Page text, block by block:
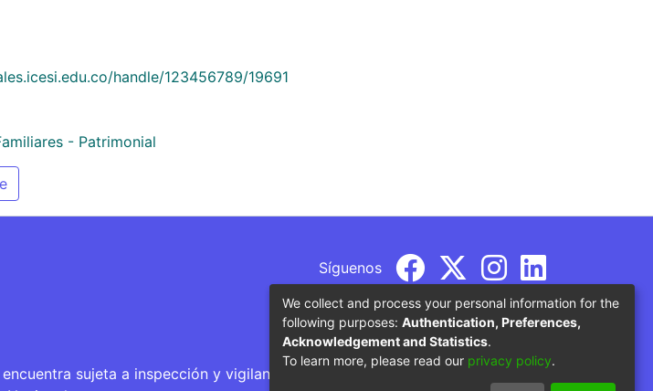
handle/123456789/19691
- Patrimonial
Síguenos
sujeta a inspección y vigilancia por parte del Ministerio de Educación
We collect and process your personal information for the
following purposes: Authentication, Preferences,
Acknowledgement and Statistics.
To learn more, please read our privacy policy.